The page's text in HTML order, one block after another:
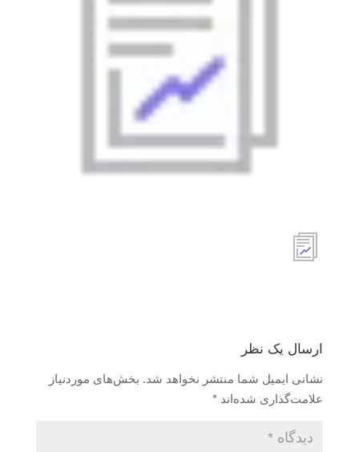
ارسال یک نظر
نشانی ایمیل شما منتشر نخواهد شد. بخش‌های موردنیاز
علامت‌گذاری شده‌اند *